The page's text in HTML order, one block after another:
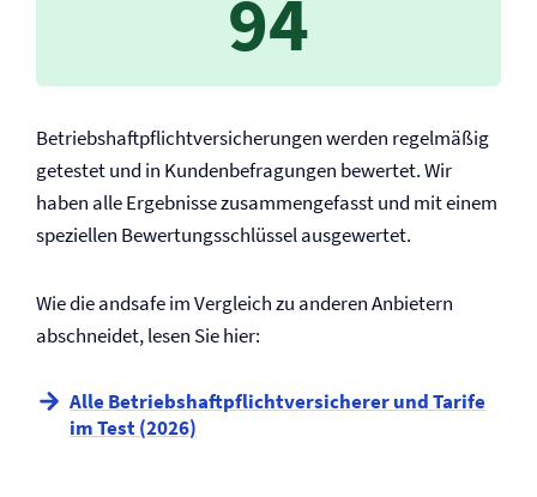
94
Betriebs­haftpflicht­versicherungen werden regelmäßig
getestet und in Kundenbefragungen bewertet. Wir
haben alle Ergebnisse zusammengefasst und mit einem
speziellen Bewertungsschlüssel ausgewertet.
Wie die andsafe im Vergleich zu anderen Anbietern
abschneidet, lesen Sie hier:
Alle Betriebs­haftpflicht­versicherer und Tarife
im Test (2026)